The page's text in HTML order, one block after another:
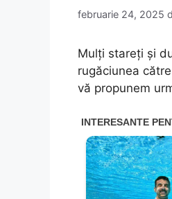
februarie 24, 2025
Mulţi stareţi şi
rugăciunea
vă propunem